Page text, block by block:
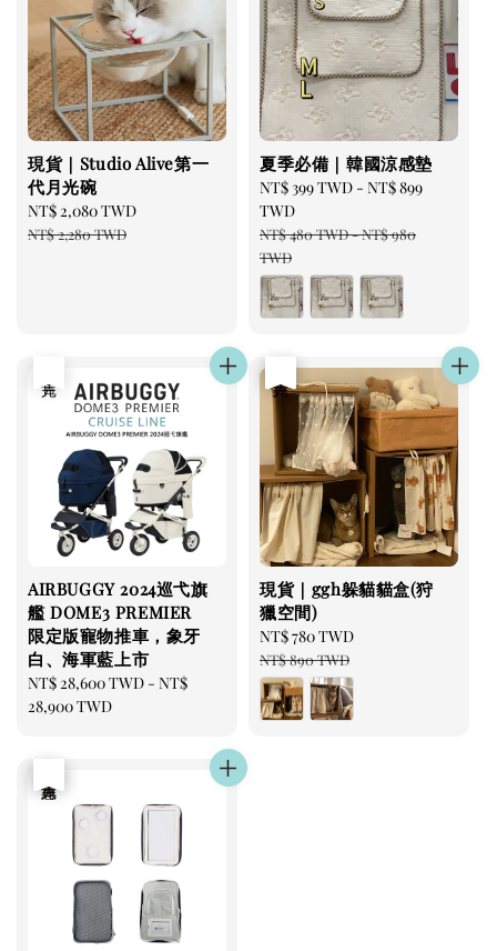
現貨｜Studio Alive第一
代月光碗
Sale
price
NT$ 2,080 TWD
NT$ 2,280 TWD
夏季必備｜韓國涼感墊
Sale
price
NT$ 399 TWD - NT$ 899
TWD
Regular
price
NT$ 480 TWD-NT$ 980
TWD
AIRBUGGY 2024巡弋旗
艦 DOME3 PREMIER
限定版寵物推車，象牙
白、海軍藍上市
Regular
price
NT$ 28,600 TWD - NT$
28,900 TWD
現貨｜ggh躲貓貓盒(狩
獵空間)
Sale
price
NT$ 780 TWD
NT$ 890 TWD